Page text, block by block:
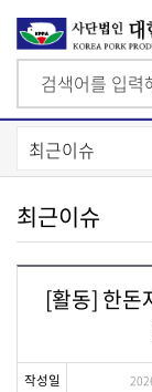
상
단
모
바
일
최근이슈
[활동] 한돈
작성일